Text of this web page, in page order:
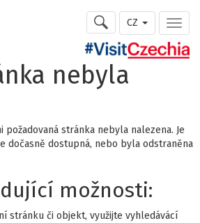
CZ
nebyla
požadovaná stránka nebyla nalezena. Je
dočasně dostupná, nebo byla odstraněna
možnosti:
stránku či objekt, využijte vyhledávácí